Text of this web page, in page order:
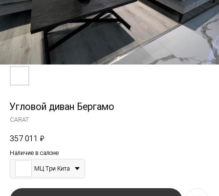
Угловой диван Бергамо
CARAT
357 011 ₽
Наличие в салоне
МЦ Три Кита